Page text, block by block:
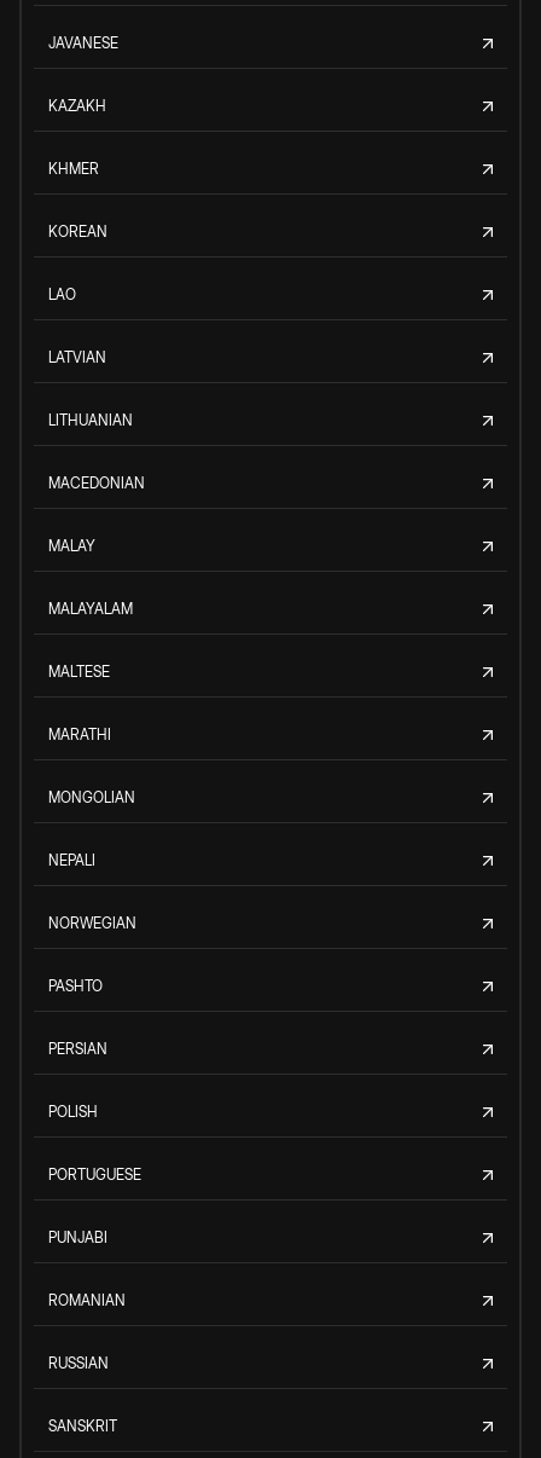
JAVANESE
KAZAKH
KHMER
KOREAN
LAO
LATVIAN
LITHUANIAN
MACEDONIAN
MALAY
MALAYALAM
MALTESE
MARATHI
MONGOLIAN
NEPALI
NORWEGIAN
PASHTO
PERSIAN
POLISH
PORTUGUESE
PUNJABI
ROMANIAN
RUSSIAN
SANSKRIT